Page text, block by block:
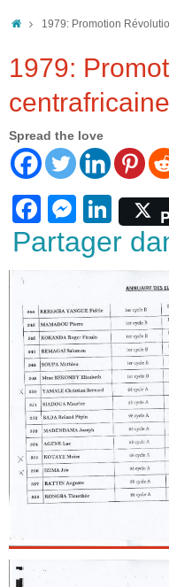
Accueil1979: Promotion
1979:
centrafricaine
Spread the love
F
a
b
o
o
k
M
e
ss
n
g
er
Li
n
e
dI
n
Partager